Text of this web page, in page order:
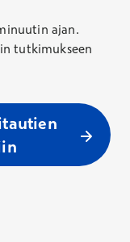
ajan.
tutkimukseen